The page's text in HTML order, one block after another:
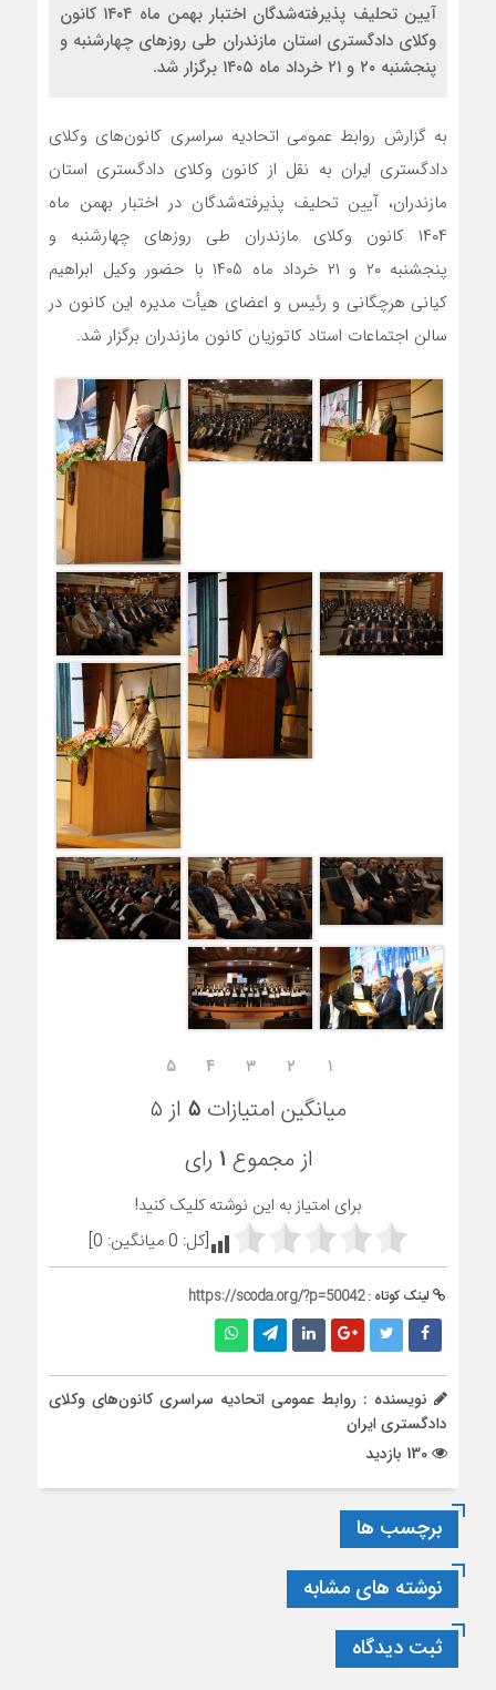
آیین تحلیف پذیرفته‌‎شدگان اختبار بهمن ماه ۱۴۰۴ کانون
وکلای دادگستری استان مازندران طی روز‌های چهارشنبه و
پنجشنبه ۲۰ و ۲۱ خرداد ماه ۱۴۰۵ برگزار شد.
به گزارش روابط عمومی اتحادیه سراسری کانون‌های وکلای
دادگستری ایران به نقل از کانون وکلای دادگستری استان
مازندران، آیین تحلیف پذیرفته‌شدگان در اختبار بهمن ماه
۱۴۰۴ کانون وکلای مازندران طی روز‌های چهارشنبه و
پنجشنبه ۲۰ و ۲۱ خرداد ماه ۱۴۰۵ با حضور وکیل ابراهیم
کیانی هرچگانی و رئیس و اعضای هیأت مدیره این کانون در
سالن اجتماعات استاد کاتوزیان کانون مازندران برگزار شد.
۱ ۲ ۳ ۴ ۵
میانگین امتیازات ۵ از ۵
از مجموع ۱ رای
برای امتیاز به این نوشته کلیک کنید!
[کل: 0میانگین: 0
]
لینک کوتاه :https://scoda.org/?p=50042
نویسنده : روابط عمومی اتحادیه سراسری کانون‌های وکلای
دادگستری ایران
برچسب ها
نوشته های مشابه
ثبت دیدگاه